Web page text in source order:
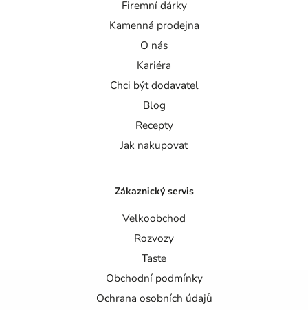
Firemní dárky
Kamenná prodejna
O nás
Kariéra
Chci být dodavatel
Blog
Recepty
Jak nakupovat
Zákaznický servis
Velkoobchod
Rozvozy
Taste
Obchodní podmínky
Ochrana osobních údajů